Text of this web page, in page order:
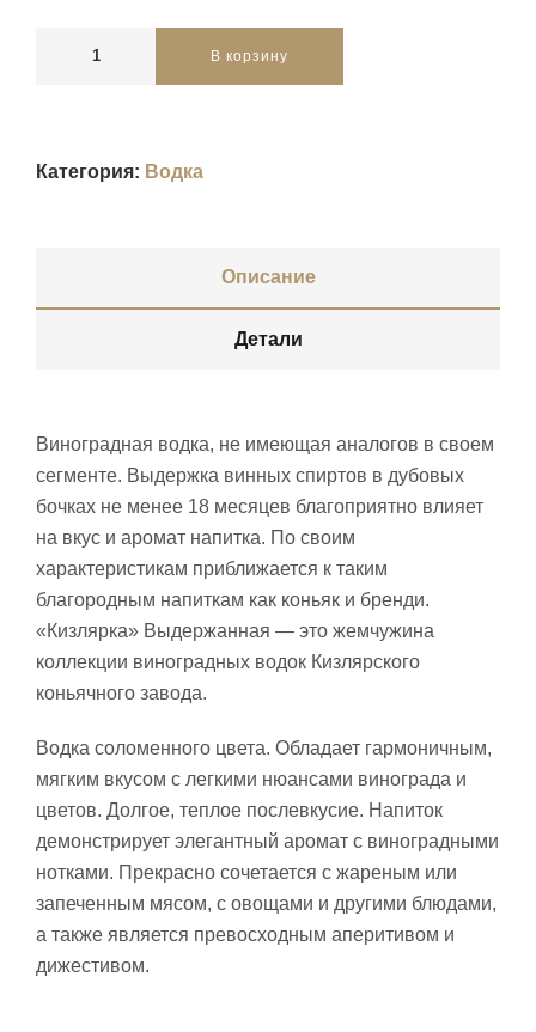
В корзину
Категория: Водка
Описание
Детали
Виноградная водка, не имеющая аналогов в своем
сегменте. Выдержка винных спиртов в дубовых
бочках не менее 18 месяцев благоприятно влияет
на вкус и аромат напитка. По своим
характеристикам приближается к таким
благородным напиткам как коньяк и бренди.
«Кизлярка» Выдержанная — это жемчужина
коллекции виноградных водок Кизлярского
коньячного завода.
Водка соломенного цвета. Обладает гармоничным,
мягким вкусом с легкими нюансами винограда и
цветов. Долгое, теплое послевкусие. Напиток
демонстрирует элегантный аромат с виноградными
нотками. Прекрасно сочетается с жареным или
запеченным мясом, с овощами и другими блюдами,
а также является превосходным аперитивом и
дижестивом.